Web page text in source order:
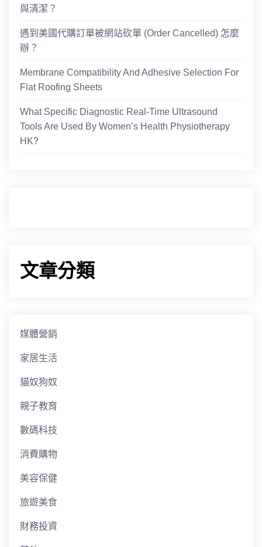
與清潔？
遇到美國代購訂單被網站砍單 (Order Cancelled) 怎麼
辦？
Membrane Compatibility And Adhesive Selection For
Flat Roofing Sheets
What Specific Diagnostic Real-Time Ultrasound
Tools Are Used By Women’s Health Physiotherapy
HK?
文章分類
媒體營銷
家居生活
貓奴狗奴
親子教育
數碼科技
消費購物
美容保健
旅遊美食
財務投資